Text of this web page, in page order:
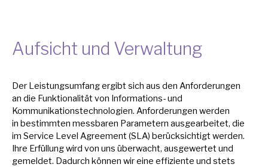
Aufsicht und Verwaltung
Der Leistungsumfang ergibt sich aus den Anforderungen
an die Funktionalität von Informations- und
Kommunikationstechnologien. Anforderungen werden
in bestimmten messbaren Parametern ausgearbeitet, die
im Service Level Agreement (SLA) berücksichtigt werden.
Ihre Erfüllung wird von uns überwacht, ausgewertet und
gemeldet. Dadurch können wir eine effiziente und stets